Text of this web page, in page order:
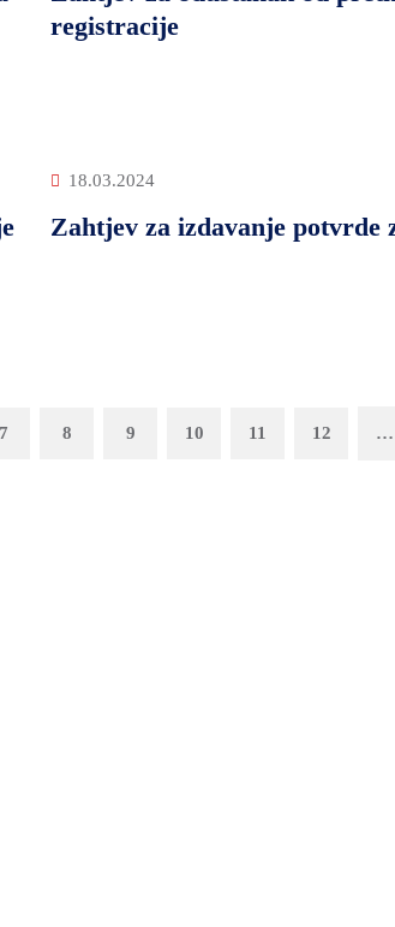
registracije
18.03.2024
Zahtjev za izdavanje potvrde
7 8 9 10 11 12 …